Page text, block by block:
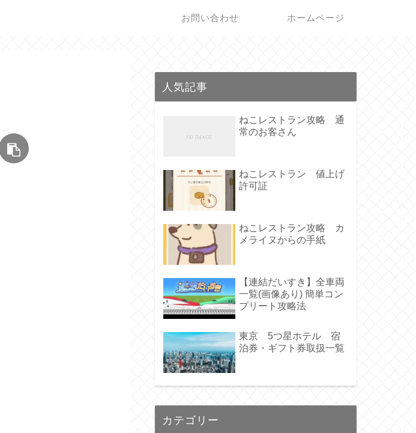
お問い合わせ ホームページ
人気記事
ねこレストラン攻略 通
常のお客さん
ねこレストラン 値上げ
許可証
ねこレストラン攻略 カ
メライヌからの手紙
【連結だいすき】全車両
一覧(画像あり) 簡単コン
プリート攻略法
東京 5つ星ホテル 宿
泊券・ギフト券取扱一覧
カテゴリー